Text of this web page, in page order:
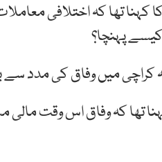
تھا کہ اختلافی
پہنچا؟
کراچی میں وفاق کی مدد سے
تھا کہ وفاق اس وقت مالی